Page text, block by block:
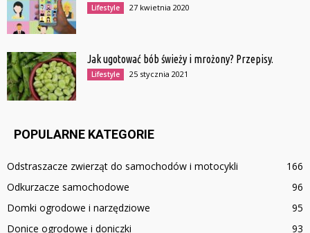
Lifestyle 27 kwietnia 2020
Jak ugotować bób świeży i mrożony? Przepisy.
Lifestyle 25 stycznia 2021
POPULARNE KATEGORIE
Odstraszacze zwierząt do samochodów i motocykli
166
Odkurzacze samochodowe
96
Domki ogrodowe i narzędziowe
95
Donice ogrodowe i doniczki
93